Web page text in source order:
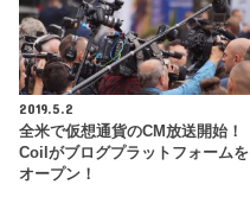
2019.5.2
全米で仮想通貨のCM放送開始！
Coilがブログプラットフォームを
オープン！